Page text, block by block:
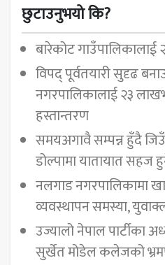
छुटाउनुभयो कि?
बारेकोट
विपद् पूर्वतयारी सुदृढ
नगरपालिकालाई २३
हस्तान्तरण
समयअगावै सम्पन्न हुँदै
डोल्पामा यातायात सहज
नलगाड नगरपालिकामा
व्यवस्थापन समस्या,
उज्यालो नेपाल पार्टीका
सुर्खेत मोडेल कलेजको